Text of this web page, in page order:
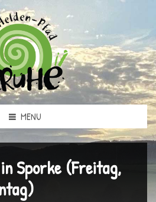
MENU
Sporke (Freitag,